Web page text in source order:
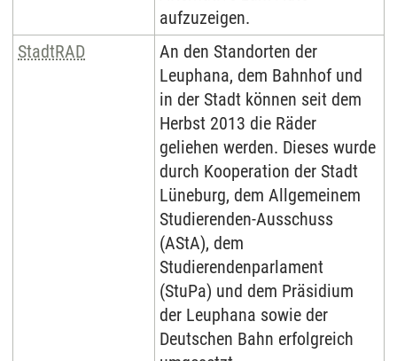
aufzuzeigen.
StadtRAD
An den Standorten der
Leuphana, dem Bahnhof und
in der Stadt können seit dem
Herbst 2013 die Räder
geliehen werden. Dieses wurde
durch Kooperation der Stadt
Lüneburg, dem Allgemeinem
Studierenden-Ausschuss
(AStA), dem
Studierendenparlament
(StuPa) und dem Präsidium
der Leuphana sowie der
Deutschen Bahn erfolgreich